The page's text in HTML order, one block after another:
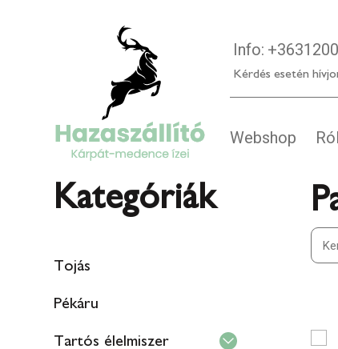
Info:
Kérdés esetén
Webshop
Kategóriák
Tojás
Pékáru
Tartós élelmiszer